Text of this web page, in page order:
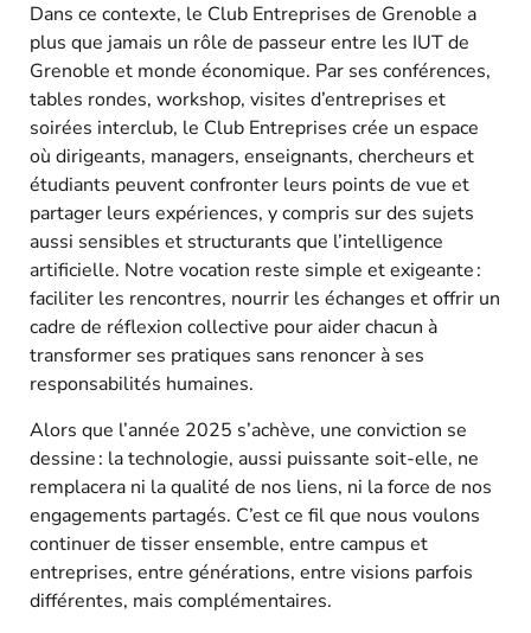
Dans ce contexte, le Club Entreprises de Grenoble a
plus que jamais un rôle de passeur entre les IUT de
Grenoble et monde économique. Par ses conférences,
tables rondes, workshop, visites d’entreprises et
soirées interclub, le Club Entreprises crée un espace
où dirigeants, managers, enseignants, chercheurs et
étudiants peuvent confronter leurs points de vue et
partager leurs expériences, y compris sur des sujets
aussi sensibles et structurants que l’intelligence
artificielle. Notre vocation reste simple et exigeante :
faciliter les rencontres, nourrir les échanges et offrir un
cadre de réflexion collective pour aider chacun à
transformer ses pratiques sans renoncer à ses
responsabilités humaines.​
Alors que l’année 2025 s’achève, une conviction se
dessine : la technologie, aussi puissante soit-elle, ne
remplacera ni la qualité de nos liens, ni la force de nos
engagements partagés. C’est ce fil que nous voulons
continuer de tisser ensemble, entre campus et
entreprises, entre générations, entre visions parfois
différentes, mais complémentaires.​